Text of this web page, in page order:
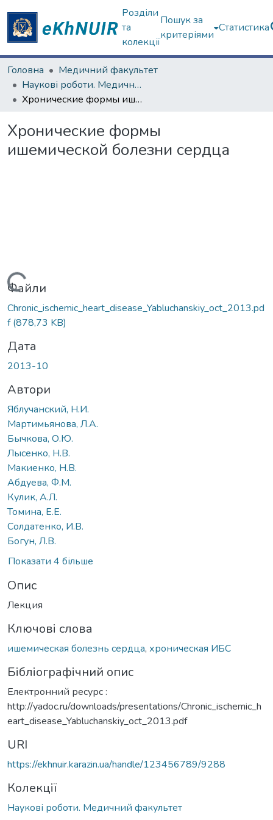
Розділи
та
колекції
Пошук за
критеріями
Статистика
Головна
Медичний факультет
Наукові роботи. Медичний факультет
Хронические формы ишемической болезни сердца
Хронические формы
ишемической болезни сердца
Вантажиться...
Файли
Chronic_ischemic_heart_disease_Yabluchanskiy_oct_2013.pd
f(878,73 KB)
Дата
2013-10
Автори
Яблучанский, Н.И.
Мартимьянова, Л.А.
Бычкова, О.Ю.
Лысенко, Н.В.
Макиенко, Н.В.
Абдуева, Ф.М.
Кулик, А.Л.
Томина, Е.Е.
Солдатенко, И.В.
Богун, Л.В.
Показати 4 більше
Опис
Лекция
Ключові слова
ишемическая болезнь сердца, хроническая ИБС
Бібліографічний опис
Електронний ресурс :
http://yadoc.ru/downloads/presentations/Chronic_ischemic_h
eart_disease_Yabluchanskiy_oct_2013.pdf
URI
https://ekhnuir.karazin.ua/handle/123456789/9288
Колекції
Наукові роботи. Медичний факультет